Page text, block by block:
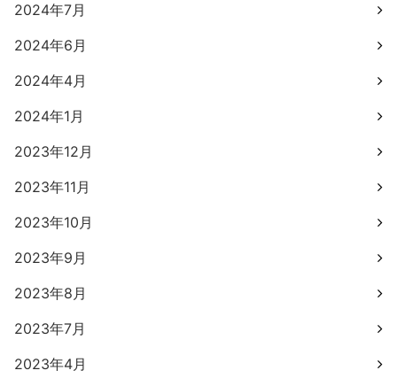
2024年7月
2024年6月
2024年4月
2024年1月
2023年12月
2023年11月
2023年10月
2023年9月
2023年8月
2023年7月
2023年4月